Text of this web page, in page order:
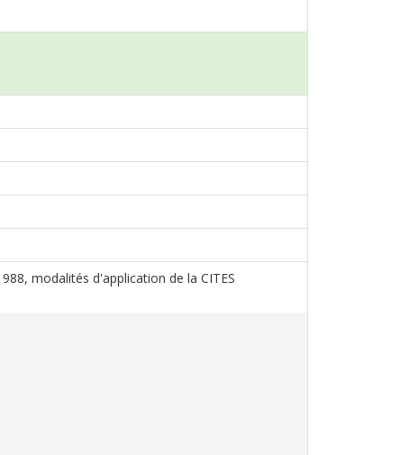
modalités d'application de la CITES